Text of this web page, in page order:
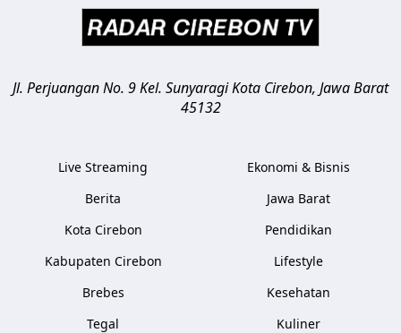
Jl. Perjuangan No. 9 Kel. SunyaragiKota Cirebon, Jawa Barat
45132
Live Streaming
Berita
Kota Cirebon
Kabupaten Cirebon
Brebes
Tegal
Ekonomi & Bisnis
Jawa Barat
Pendidikan
Lifestyle
Kesehatan
Kuliner